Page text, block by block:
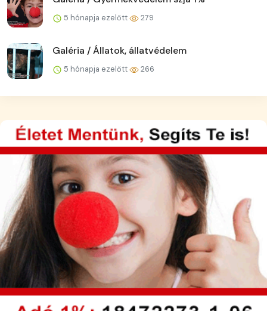
5 hónapja ezelőtt 279
Galéria / Állatok, állatvédelem
5 hónapja ezelőtt 266